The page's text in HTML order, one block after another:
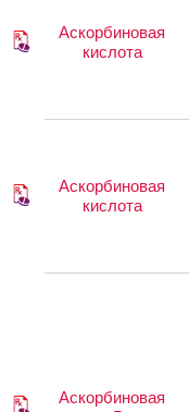
Аскорбиновая
кислота
Аскорбиновая
кислота
Аскорбиновая